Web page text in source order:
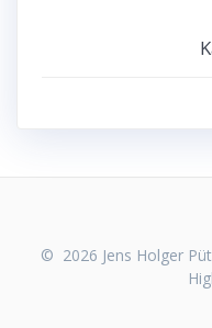
© 2026 Jens Holger